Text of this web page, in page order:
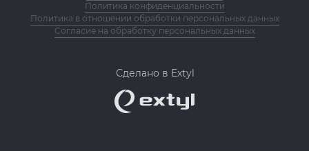
Политика конфиденциальности
Политика в отношении обработки персональных данных
Согласие на обработку персональных данных
Сделано в Extyl